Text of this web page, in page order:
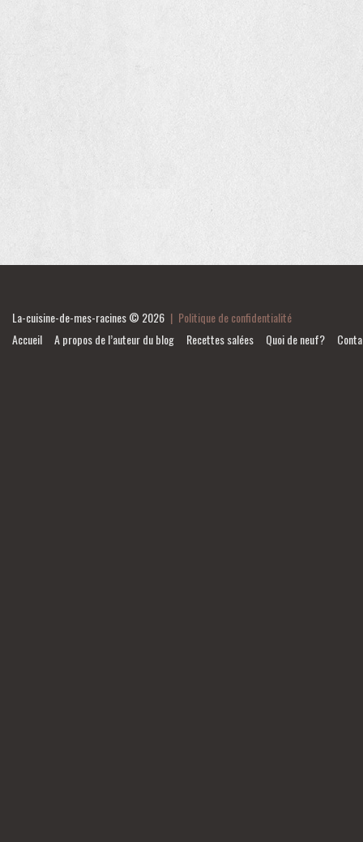
La-cuisine-de-mes-racines© 2026 | Politique de confidentialité
Accueil
A propos de l’auteur du blog Recettes salées Quoi de neuf?